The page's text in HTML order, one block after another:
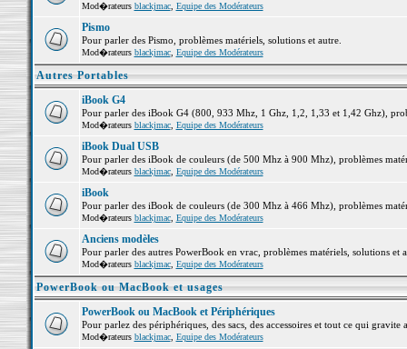
Mod�rateurs blackjmac, Equipe des Modérateurs
Pismo
Pour parler des Pismo, problèmes matériels, solutions et autre.
Mod�rateurs blackjmac, Equipe des Modérateurs
Autres Portables
iBook G4
Pour parler des iBook G4 (800, 933 Mhz, 1 Ghz, 1,2, 1,33 et 1,42 Ghz),
Mod�rateurs blackjmac, Equipe des Modérateurs
iBook Dual USB
Pour parler des iBook de couleurs (de 500 Mhz à 900 Mhz), problèmes
Mod�rateurs blackjmac, Equipe des Modérateurs
iBook
Pour parler des iBook de couleurs (de 300 Mhz à 466 Mhz), problèmes
Mod�rateurs blackjmac, Equipe des Modérateurs
Anciens modèles
Pour parler des autres PowerBook en vrac, problèmes matériels, solutions et
Mod�rateurs blackjmac, Equipe des Modérateurs
PowerBook ou MacBook et usages
PowerBook ou MacBook et Périphériques
Pour parlez des périphériques, des sacs, des accessoires et tout ce qui
Mod�rateurs blackjmac, Equipe des Modérateurs